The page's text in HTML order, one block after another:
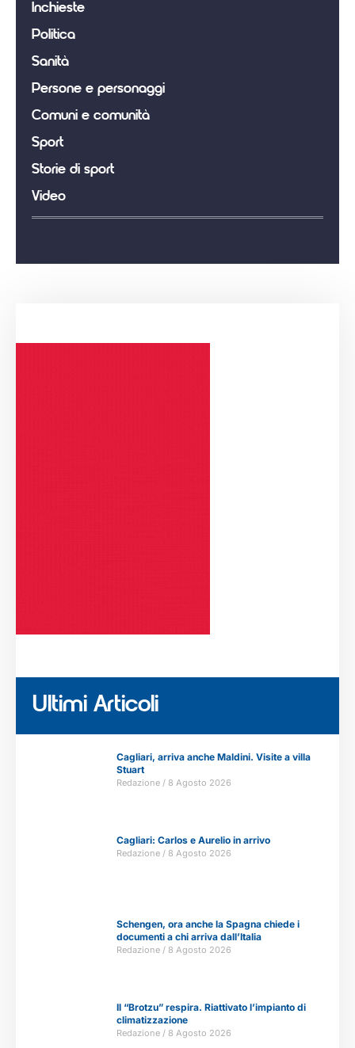
Inchieste
Politica
Sanità
Persone e personaggi
Comuni e comunità
Sport
Storie di sport
Video
Ultimi Articoli
Cagliari, arriva anche Maldini. Visite a villa
Stuart
Redazione 8 Agosto 2026
Cagliari: Carlos e Aurelio in arrivo
Redazione 8 Agosto 2026
Schengen, ora anche la Spagna chiede i
documenti a chi arriva dall’Italia
Redazione 8 Agosto 2026
Il “Brotzu” respira. Riattivato l’impianto di
climatizzazione
Redazione 8 Agosto 2026